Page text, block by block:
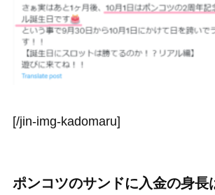
[/jin-img-kadomaru]
ポンコツのサンドに入金の身長